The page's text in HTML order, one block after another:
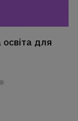
для